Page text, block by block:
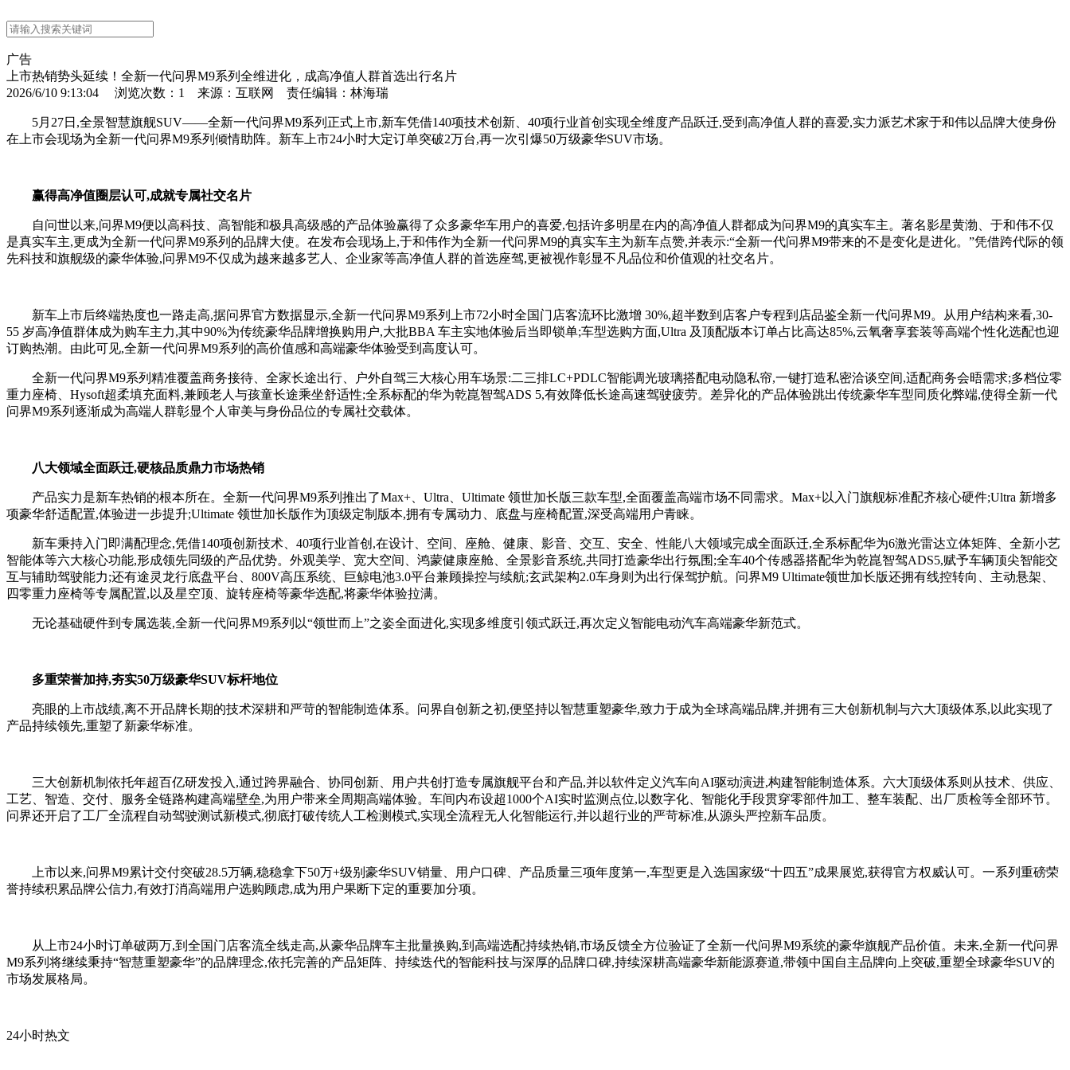
广告
上市热销势头延续！全新一代问界M9系列全维进化，成高净值人群首选出行名片
2026/6/10 9:13:04 浏览次数： 1 来源：互联网 责任编辑：林海瑞
5月27日,全景智慧旗舰SUV——全新一代问界M9系列正式上市,新车凭借140项技术创新、40项行业首创实现全维度产品跃迁,受到高净值人群的喜爱,实力派艺术家于和伟以品牌大使身份
在上市会现场为全新一代问界M9系列倾情助阵。新车上市24小时大定订单突破2万台,再一次引爆50万级豪华SUV市场。
赢得高净值圈层认可,成就专属社交名片
自问世以来,问界M9便以高科技、高智能和极具高级感的产品体验赢得了众多豪华车用户的喜爱,包括许多明星在内的高净值人群都成为问界M9的真实车主。著名影星黄渤、于和伟不仅
是真实车主,更成为全新一代问界M9系列的品牌大使。在发布会现场上,于和伟作为全新一代问界M9的真实车主为新车点赞,并表示:“全新一代问界M9带来的不是变化是进化。”凭借跨代际的领
先科技和旗舰级的豪华体验,问界M9不仅成为越来越多艺人、企业家等高净值人群的首选座驾,更被视作彰显不凡品位和价值观的社交名片。
新车上市后终端热度也一路走高,据问界官方数据显示,全新一代问界M9系列上市72小时全国门店客流环比激增 30%,超半数到店客户专程到店品鉴全新一代问界M9。从用户结构来看,30-
55 岁高净值群体成为购车主力,其中90%为传统豪华品牌增换购用户,大批BBA 车主实地体验后当即锁单;车型选购方面,Ultra 及顶配版本订单占比高达85%,云氧奢享套装等高端个性化选配也迎
订购热潮。由此可见,全新一代问界M9系列的高价值感和高端豪华体验受到高度认可。
全新一代问界M9系列精准覆盖商务接待、全家长途出行、户外自驾三大核心用车场景:二三排LC+PDLC智能调光玻璃搭配电动隐私帘,一键打造私密洽谈空间,适配商务会晤需求;多档位零
重力座椅、Hysoft超柔填充面料,兼顾老人与孩童长途乘坐舒适性;全系标配的华为乾崑智驾ADS 5,有效降低长途高速驾驶疲劳。差异化的产品体验跳出传统豪华车型同质化弊端,使得全新一代
问界M9系列逐渐成为高端人群彰显个人审美与身份品位的专属社交载体。
八大领域全面跃迁,硬核品质鼎力市场热销
产品实力是新车热销的根本所在。全新一代问界M9系列推出了Max+、Ultra、Ultimate 领世加长版三款车型,全面覆盖高端市场不同需求。Max+以入门旗舰标准配齐核心硬件;Ultra 新增多
项豪华舒适配置,体验进一步提升;Ultimate 领世加长版作为顶级定制版本,拥有专属动力、底盘与座椅配置,深受高端用户青睐。
新车秉持入门即满配理念,凭借140项创新技术、40项行业首创,在设计、空间、座舱、健康、影音、交互、安全、性能八大领域完成全面跃迁,全系标配华为6激光雷达立体矩阵、全新小艺
智能体等六大核心功能,形成领先同级的产品优势。外观美学、宽大空间、鸿蒙健康座舱、全景影音系统,共同打造豪华出行氛围;全车40个传感器搭配华为乾崑智驾ADS5,赋予车辆顶尖智能交
互与辅助驾驶能力;还有途灵龙行底盘平台、800V高压系统、巨鲸电池3.0平台兼顾操控与续航;玄武架构2.0车身则为出行保驾护航。问界M9 Ultimate领世加长版还拥有线控转向、主动悬架、
四零重力座椅等专属配置,以及星空顶、旋转座椅等豪华选配,将豪华体验拉满。
无论基础硬件到专属选装,全新一代问界M9系列以“领世而上”之姿全面进化,实现多维度引领式跃迁,再次定义智能电动汽车高端豪华新范式。
多重荣誉加持,夯实50万级豪华SUV标杆地位
亮眼的上市战绩,离不开品牌长期的技术深耕和严苛的智能制造体系。问界自创新之初,便坚持以智慧重塑豪华,致力于成为全球高端品牌,并拥有三大创新机制与六大顶级体系,以此实现了
产品持续领先,重塑了新豪华标准。
三大创新机制依托年超百亿研发投入,通过跨界融合、协同创新、用户共创打造专属旗舰平台和产品,并以软件定义汽车向AI驱动演进,构建智能制造体系。六大顶级体系则从技术、供应、
工艺、智造、交付、服务全链路构建高端壁垒,为用户带来全周期高端体验。车间内布设超1000个AI实时监测点位,以数字化、智能化手段贯穿零部件加工、整车装配、出厂质检等全部环节。
问界还开启了工厂全流程自动驾驶测试新模式,彻底打破传统人工检测模式,实现全流程无人化智能运行,并以超行业的严苛标准,从源头严控新车品质。
上市以来,问界M9累计交付突破28.5万辆,稳稳拿下50万+级别豪华SUV销量、用户口碑、产品质量三项年度第一,车型更是入选国家级“十四五”成果展览,获得官方权威认可。一系列重磅荣
誉持续积累品牌公信力,有效打消高端用户选购顾虑,成为用户果断下定的重要加分项。
从上市24小时订单破两万,到全国门店客流全线走高,从豪华品牌车主批量换购,到高端选配持续热销,市场反馈全方位验证了全新一代问界M9系统的豪华旗舰产品价值。未来,全新一代问界
M9系列将继续秉持“智慧重塑豪华”的品牌理念,依托完善的产品矩阵、持续迭代的智能科技与深厚的品牌口碑,持续深耕高端豪华新能源赛道,带领中国自主品牌向上突破,重塑全球豪华SUV的
市场发展格局。
24小时热文